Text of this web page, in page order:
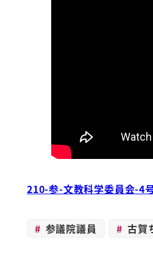
210-参-文教科学委員会-4
参議院議員 古賀